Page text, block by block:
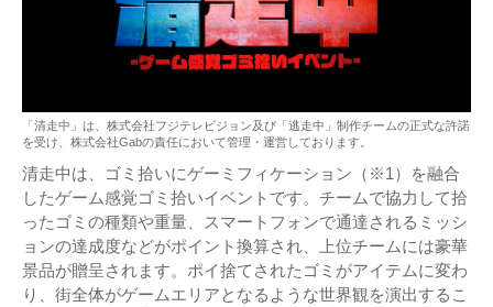
「清走中」は、株式会社フジテレビジョン及び「逃走中」制作チームの正式な許諾
を受け、株式会社Gabの責任において管理・運営しております。
清走中は、ゴミ拾いにゲーミフィケーション（※1）を融合
したゲーム感覚ゴミ拾いイベントです。チームで協力して拾
ったゴミの種類や重量、スマートフォンで通達されるミッシ
ョンの達成度などがポイント換算され、上位チームには豪華
景品が贈呈されます。ポイ捨てされたゴミがアイテムに変わ
り、街全体がゲームエリアとなるような世界観を演出するこ